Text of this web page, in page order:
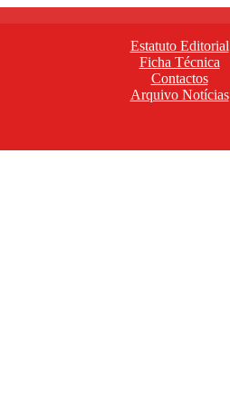
Estatuto Editorial
Ficha Técnica
Contactos
Arquivo Notícias